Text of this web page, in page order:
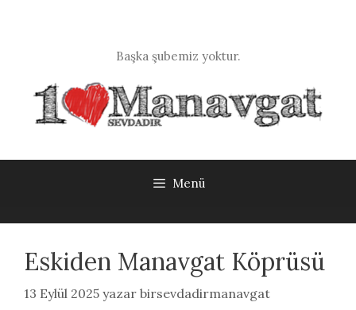
Başka şubemiz yoktur.
Menü
Eskiden Manavgat Köprüsü
13 Eylül 2025 yazar birsevdadirmanavgat